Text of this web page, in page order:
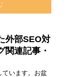
外部SEO対
関連記事・
ています。お盆